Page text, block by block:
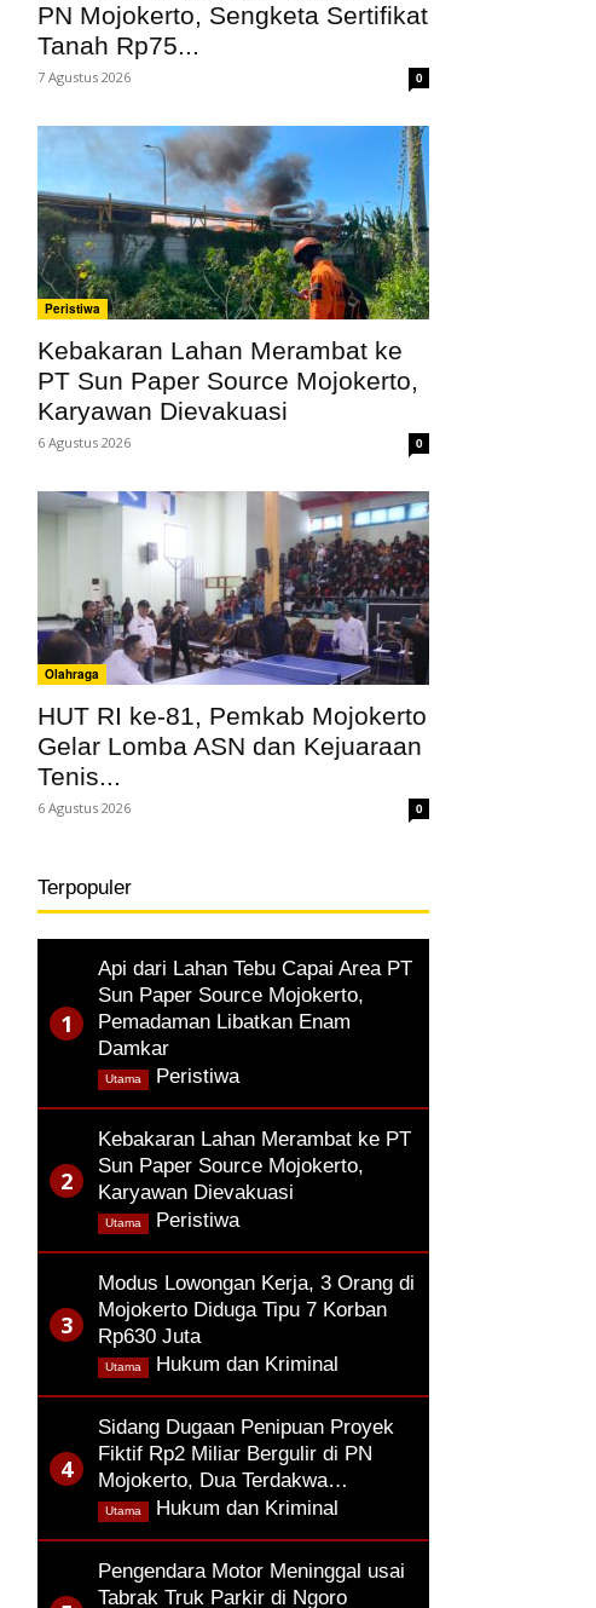
PN Mojokerto, Sengketa Sertifikat
Tanah Rp75...
7 Agustus 2026 0
Peristiwa
Kebakaran Lahan Merambat ke
PT Sun Paper Source Mojokerto,
Karyawan Dievakuasi
6 Agustus 2026 0
Olahraga
HUT RI ke-81, Pemkab Mojokerto
Gelar Lomba ASN dan Kejuaraan
Tenis...
6 Agustus 2026 0
Terpopuler
Api dari Lahan Tebu Capai Area PT
Sun Paper Source Mojokerto,
Pemadaman Libatkan Enam
Damkar
Peristiwa,
Utama
Kebakaran Lahan Merambat ke PT
Sun Paper Source Mojokerto,
Karyawan Dievakuasi
Peristiwa,
Utama
Modus Lowongan Kerja, 3 Orang di
Mojokerto Diduga Tipu 7 Korban
Rp630 Juta
Hukum dan Kriminal
Utama
Sidang Dugaan Penipuan Proyek
Fiktif Rp2 Miliar Bergulir di PN
Mojokerto, Dua Terdakwa…
Hukum dan Kriminal
Utama
Pengendara Motor Meninggal usai
Tabrak Truk Parkir di Ngoro